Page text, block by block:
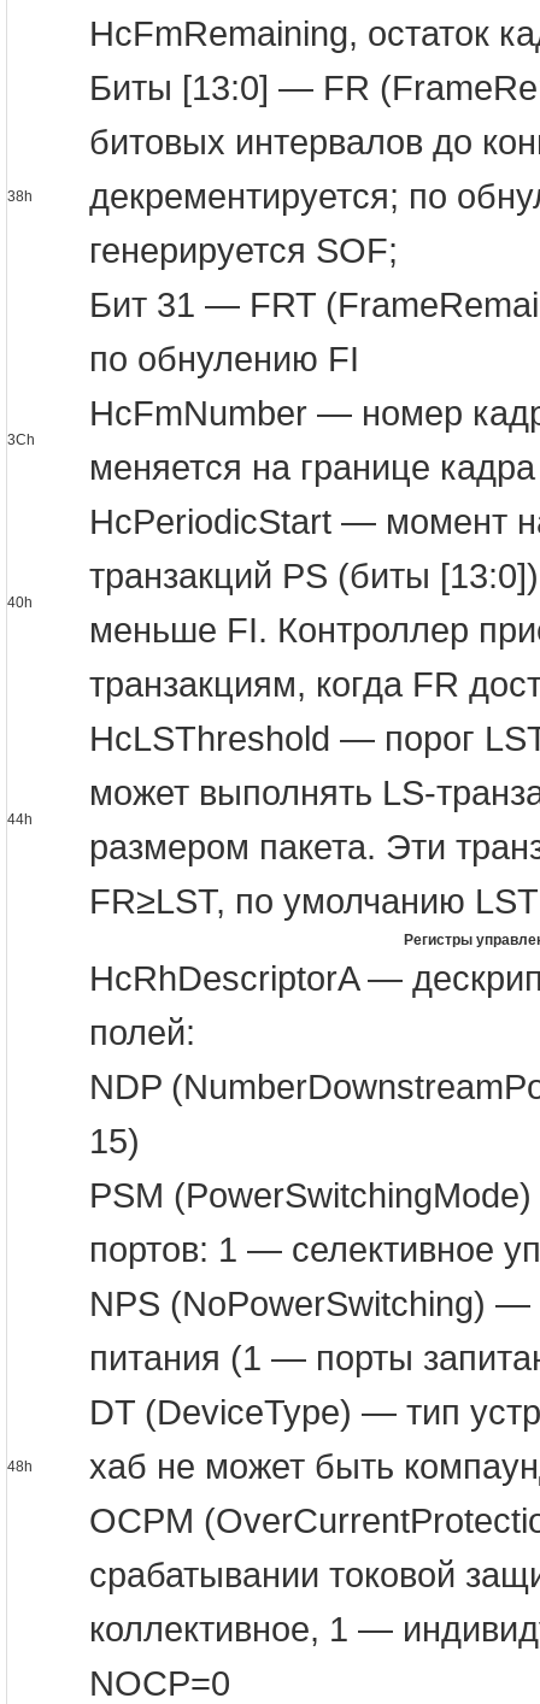
38h
HcFmRemaining, остаток
Биты [13:0] — FR
битовых интервалов до
декрементируется; по
генерируется SOF;
Бит 31 — FRT
по обнулению FI
3Ch
HcFmNumber — номер
меняется на границе кадра
40h
HcPeriodicStart — момент
транзакций PS (биты
меньше FI. Контроллер
транзакциям, когда FR
44h
HcLSThreshold — порог
может выполнять LS-
размером пакета. Эти
FR≥LST, по умолчанию
Регистры
48h
HcRhDescriptorA —
полей:
NDP
15)
PSM
портов: 1 — селективное
NPS (NoPowerSwitching) —
питания (1 — порты
DT (DeviceType) — тип
хаб не может быть
OCPM
срабатывании токовой
коллективное, 1 —
NOCP=0